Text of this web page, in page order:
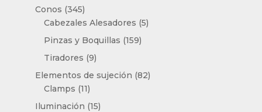
Conos 345345
productos
Cabezales Alesadores 55
Pinzas y Boquillas 159159
Tiradores 99
productos
Elementos de sujeción 8282
Clamps 1111
productos
Iluminación 1515